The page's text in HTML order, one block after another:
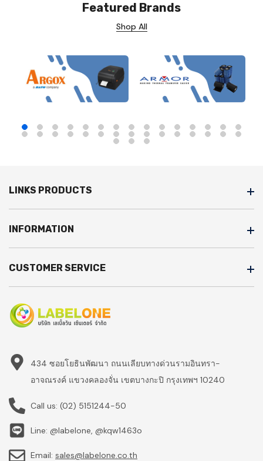
Featured Brands
Shop All
LINKS PRODUCTS
INFORMATION
CUSTOMER SERVICE
434 ซอยโยธินพัฒนา ถนนเลียบทางด่วนรามอินทรา-
อาจณรงค์ แขวงคลองจั่น เขตบางกะปิ กรุงเทพฯ 10240
Call us: (02) 5151244-50
Line: @labelone, @kqw1463o
Email: sales@labelone.co.th